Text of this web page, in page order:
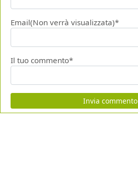
Email(Non verrà visualizzata)*
Il tuo commento*
Invia commento